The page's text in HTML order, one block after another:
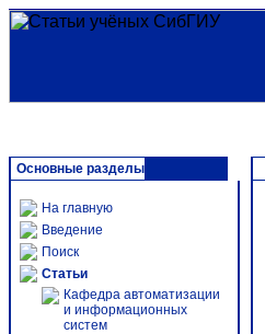
Основные разделы
На главную
Введение
Поиск
Статьи
Кафедра автоматизации
и информационных
систем